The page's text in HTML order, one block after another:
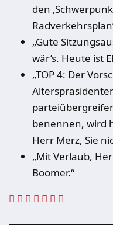
den
„Gute
wär’s. Heute ist
„TOP 4: Der
benennen, wird
Herr Merz, Sie
„Mit Verlaub,
Boomer.“